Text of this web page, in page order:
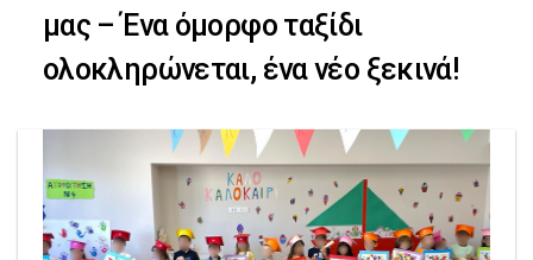
to
content
μας – Ένα όμορφο ταξίδι
ολοκληρώνεται, ένα νέο ξεκινά!